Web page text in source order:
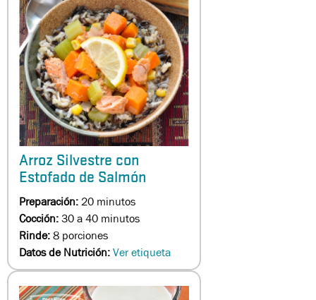
Arroz Silvestre con
Estofado de Salmón
Preparación:20 minutos
Cocción:30 a 40 minutos
Rinde:8 porciones
Datos de Nutrición:Ver etiqueta